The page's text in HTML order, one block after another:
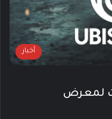
أخبار
لمعرض